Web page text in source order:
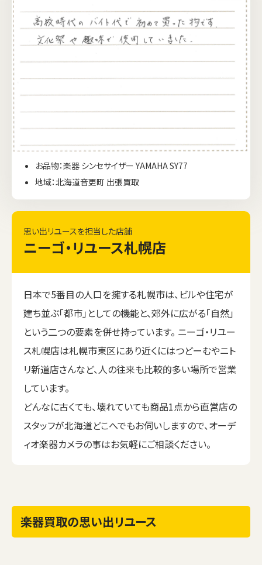
お品物：楽器 シンセサイザー YAMAHA SY77
地域：北海道音更町 出張買取
思い出リユースを担当した店舗
ニーゴ・リユース札幌店
日本で5番目の人口を擁する札幌市は、ビルや住宅が
建ち並ぶ「都市」としての機能と、郊外に広がる「自然」
という二つの要素を併せ持っています。 ニーゴ・リユー
ス札幌店は札幌市東区にあり近くにはつどーむやニト
リ新道店さんなど、人の往来も比較的多い場所で営業
しています。
どんなに古くても、壊れていても商品1点から直営店の
スタッフが北海道どこへでもお伺いしますので、オーデ
ィオ楽器カメラの事はお気軽にご相談ください。
楽器買取の思い出リユース